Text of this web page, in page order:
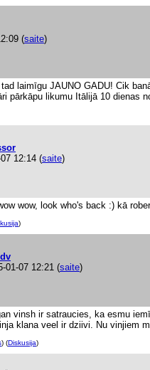
(saite)
laimīgu JAUNO GADU! Cik
pārkāpu likumu Itālijā 10 dienas
12:14 (saite)
wow, look who's back :) kā
)
01-07 12:21 (saite)
vinsh ir satraucies, ka esmu
klana veel ir dziivi. Nu vinjiem
) (Diskusija)